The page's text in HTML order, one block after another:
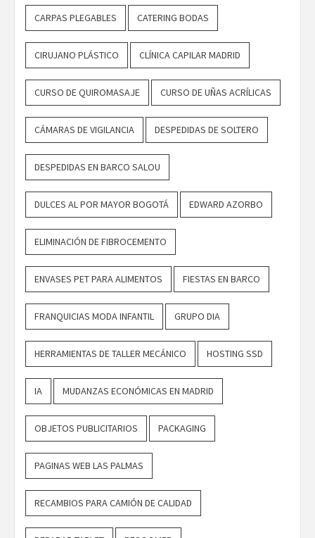
CARPAS PLEGABLES CATERING BODAS
CIRUJANO PLÁSTICO CLÍNICA CAPILAR MADRID
CURSO DE QUIROMASAJE CURSO DE UÑAS ACRÍLICAS
CÁMARAS DE VIGILANCIA DESPEDIDAS DE SOLTERO
DESPEDIDAS EN BARCO SALOU
DULCES AL POR MAYOR BOGOTÁ EDWARD AZORBO
ELIMINACIÓN DE FIBROCEMENTO
ENVASES PET PARA ALIMENTOS FIESTAS EN BARCO
FRANQUICIAS MODA INFANTIL GRUPO DIA
HERRAMIENTAS DE TALLER MECÁNICO HOSTING SSD
IA MUDANZAS ECONÓMICAS EN MADRID
OBJETOS PUBLICITARIOS PACKAGING
PAGINAS WEB LAS PALMAS
RECAMBIOS PARA CAMIÓN DE CALIDAD